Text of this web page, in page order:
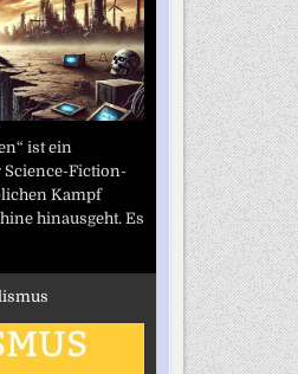
ist ein
Fiction-
Kampf
hinausgeht. Es